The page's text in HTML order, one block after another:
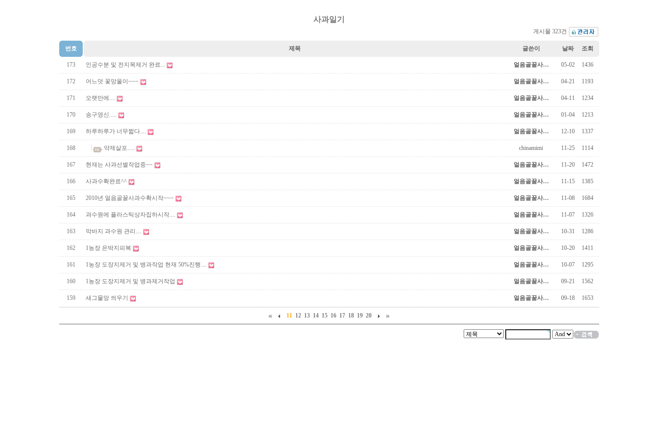
사과일기
게시물 323건
번호 제목 글쓴이 날짜 조회
173 인공수분 및 전지목제거 완료... 얼음골꿀사… 05-02 1436
172 어느덧 꽃망울이~~~ 얼음골꿀사… 04-21 1193
171 오랫만에.... 얼음골꿀사… 04-11 1234
170 송구영신..... 얼음골꿀사… 01-04 1213
169 하루하루가 너무짧다.... 얼음골꿀사… 12-10 1337
168 약제살포..... chinamimi 11-25 1114
167 현재는 사과선별작업중~~ 얼음골꿀사… 11-20 1472
166 사과수확완료^^ 얼음골꿀사… 11-15 1385
165 2010년 얼음골꿀사과수확시작~~~ 얼음골꿀사… 11-08 1684
164 과수원에 플라스틱상자집하시작.... 얼음골꿀사… 11-07 1326
163 막바지 과수원 관리.... 얼음골꿀사… 10-31 1286
162 1농장 은박지피복 얼음골꿀사… 10-20 1411
161 1농장 도장지제거 및 병과작업 현재 50%진행.... 얼음골꿀사… 10-07 1295
160 1농장 도장지제거 및 병과제거작업 얼음골꿀사… 09-21 1562
159 새그물망 씌우기 얼음골꿀사… 09-18 1653
11 12 13 14 15 16 17 18 19 20